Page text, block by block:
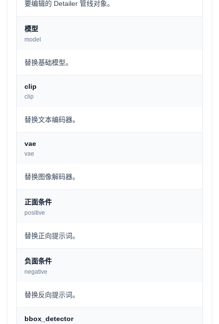
要编辑的 Detailer 管线对象。
模型
model
替换基础模型。
clip
clip
替换文本编码器。
vae
vae
替换图像解码器。
正面条件
positive
替换正向提示词。
负面条件
negative
替换反向提示词。
bbox_detector